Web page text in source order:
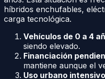
híbridos enchufables,
carga tecnológica.
Vehículos de 0 a 4
siendo elevado.
Financiación
mantiene aunque el
Uso urbano